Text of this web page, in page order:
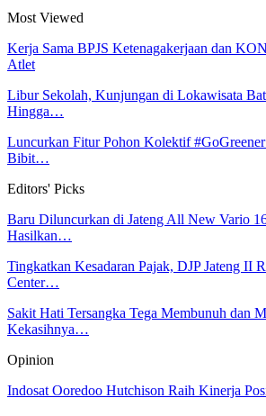
Most Viewed
Kerja Sama BPJS Ketenagakerjaan dan
Atlet
Libur Sekolah, Kunjungan di Lokawisata
Hingga…
Luncurkan Fitur Pohon Kolektif
Bibit…
Editors' Picks
Baru Diluncurkan di Jateng All New Vario
Hasilkan…
Tingkatkan Kesadaran Pajak, DJP Jateng II
Center…
Sakit Hati Tersangka Tega Membunuh dan
Kekasihnya…
Opinion
Indosat Ooredoo Hutchison Raih Kinerja